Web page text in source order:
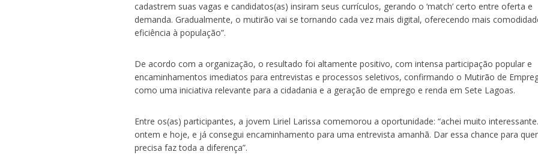
cadastrem suas vagas e candidatos(as) insiram seus currículos, gerando o ‘match’ certo entre oferta e
demanda. Gradualmente, o mutirão vai se tornando cada vez mais digital, oferecendo mais
eficiência à população”.
De acordo com a organização, o resultado foi altamente positivo, com intensa participação popular e
encaminhamentos imediatos para entrevistas e processos seletivos, confirmando o Mutirão de
como uma iniciativa relevante para a cidadania e a geração de emprego e renda em Sete Lagoas.
Entre os(as) participantes, a jovem Liriel Larissa comemorou a oportunidade: “achei muito
ontem e hoje, e já consegui encaminhamento para uma entrevista amanhã. Dar essa chance para
precisa faz toda a diferença”.